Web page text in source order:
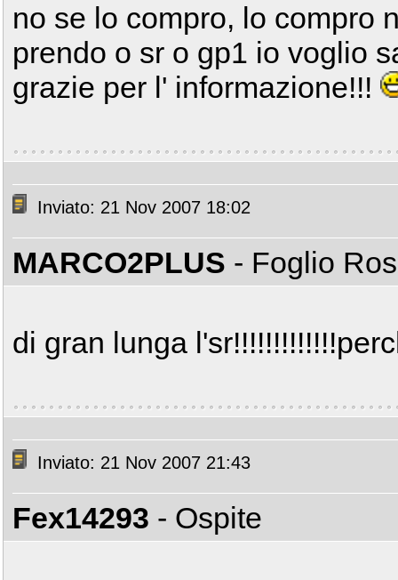
no se lo compro, lo compro
prendo o sr o gp1 io voglio
grazie per l' informazione!!!
Inviato: 21 Nov 2007 18:02
MARCO2PLUS - Foglio
di gran lunga
Inviato: 21 Nov 2007 21:43
Fex14293 - Ospite